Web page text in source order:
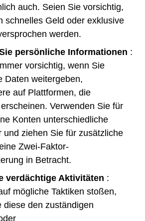
auch. Seien Sie vorsichtig,
schnelles Geld oder exklusive
werden.
persönliche Informationen :
vorsichtig, wenn Sie
Daten weitergeben,
auf Plattformen, die
Verwenden Sie für
Konten unterschiedliche
und ziehen Sie für zusätzliche
Zwei-Faktor-
in Betracht.
verdächtige Aktivitäten :
mögliche Taktiken stoßen,
diese den zuständigen